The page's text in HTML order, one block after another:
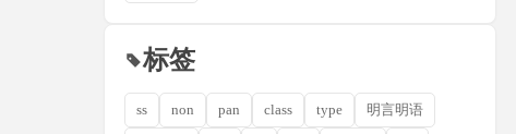
标签
ss non pan class type 明言明语